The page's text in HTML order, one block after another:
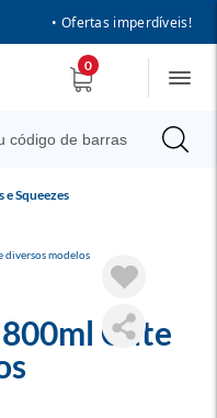
• Ofertas imperdíveis!
0
e Squeezes
Cute